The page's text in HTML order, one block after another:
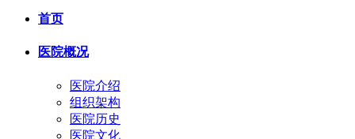
首页
医院概况
医院介绍
组织架构
医院历史
医院文化